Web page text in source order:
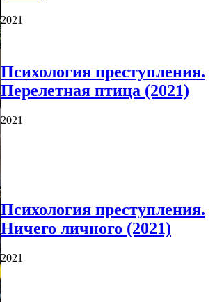
2021
Психология преступления.
Перелетная птица (2021)
2021
Психология преступления.
Ничего личного (2021)
2021